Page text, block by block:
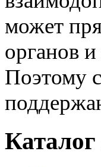
может
органов
Поэтому
Каталог